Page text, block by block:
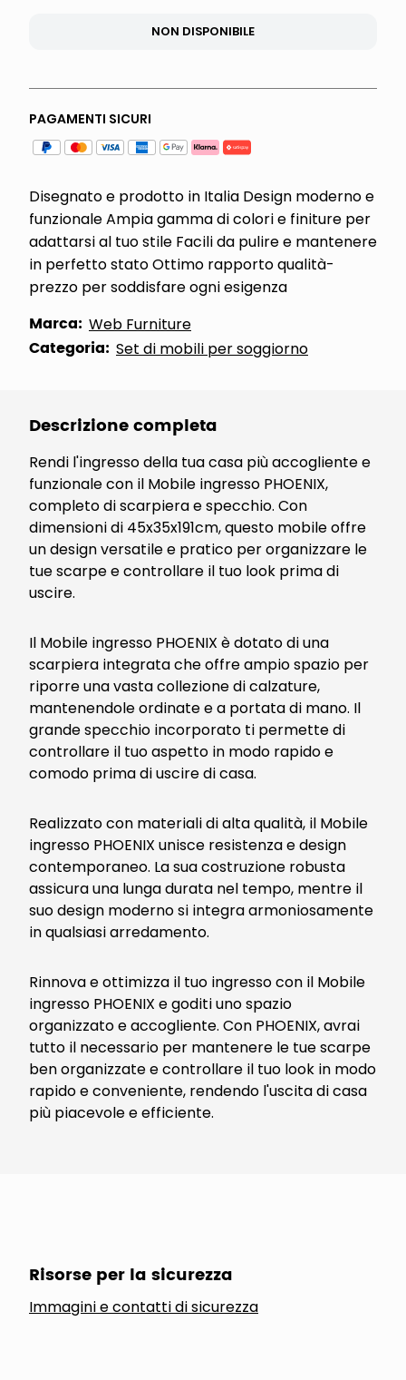
NON DISPONIBILE
PAGAMENTI SICURI
Disegnato e prodotto in Italia Design moderno e
funzionale Ampia gamma di colori e finiture per
adattarsi al tuo stile Facili da pulire e mantenere
in perfetto stato Ottimo rapporto qualità-
prezzo per soddisfare ogni esigenza
Marca: Web Furniture
Categoria: Set di mobili per soggiorno
Descrizione completa
Rendi l'ingresso della tua casa più accogliente e
funzionale con il Mobile ingresso PHOENIX,
completo di scarpiera e specchio. Con
dimensioni di 45x35x191cm, questo mobile offre
un design versatile e pratico per organizzare le
tue scarpe e controllare il tuo look prima di
uscire.
Il Mobile ingresso PHOENIX è dotato di una
scarpiera integrata che offre ampio spazio per
riporre una vasta collezione di calzature,
mantenendole ordinate e a portata di mano. Il
grande specchio incorporato ti permette di
controllare il tuo aspetto in modo rapido e
comodo prima di uscire di casa.
Realizzato con materiali di alta qualità, il Mobile
ingresso PHOENIX unisce resistenza e design
contemporaneo. La sua costruzione robusta
assicura una lunga durata nel tempo, mentre il
suo design moderno si integra armoniosamente
in qualsiasi arredamento.
Rinnova e ottimizza il tuo ingresso con il Mobile
ingresso PHOENIX e goditi uno spazio
organizzato e accogliente. Con PHOENIX, avrai
tutto il necessario per mantenere le tue scarpe
ben organizzate e controllare il tuo look in modo
rapido e conveniente, rendendo l'uscita di casa
più piacevole e efficiente.
Risorse per la sicurezza
Immagini e contatti di sicurezza